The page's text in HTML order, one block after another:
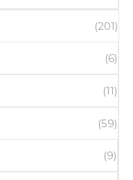
(201)
(6)
(11)
(59)
(9)